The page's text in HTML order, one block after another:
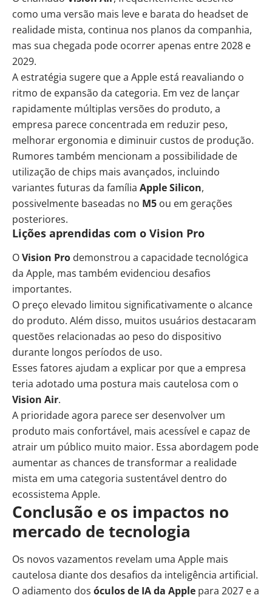
como uma versão mais leve e barata do headset de
realidade mista, continua nos planos da companhia,
mas sua chegada pode ocorrer apenas entre 2028 e
2029.
A estratégia sugere que a Apple está reavaliando o
ritmo de expansão da categoria. Em vez de lançar
rapidamente múltiplas versões do produto, a
empresa parece concentrada em reduzir peso,
melhorar ergonomia e diminuir custos de produção.
Rumores também mencionam a possibilidade de
utilização de chips mais avançados, incluindo
variantes futuras da família Apple Silicon,
possivelmente baseadas no M5 ou em gerações
posteriores.
Lições aprendidas com o Vision Pro
OVision Pro demonstrou a capacidade tecnológica
da Apple, mas também evidenciou desafios
importantes.
O preço elevado limitou significativamente o alcance
do produto. Além disso, muitos usuários destacaram
questões relacionadas ao peso do dispositivo
durante longos períodos de uso.
Esses fatores ajudam a explicar por que a empresa
teria adotado uma postura mais cautelosa com o
Vision Air.
A prioridade agora parece ser desenvolver um
produto mais confortável, mais acessível e capaz de
atrair um público muito maior. Essa abordagem pode
aumentar as chances de transformar a realidade
mista em uma categoria sustentável dentro do
ecossistema Apple.
Conclusão e os impactos no
mercado de tecnologia
Os novos vazamentos revelam uma Apple mais
cautelosa diante dos desafios da inteligência artificial.
O adiamento dos óculos de IA da Apple para 2027 e a